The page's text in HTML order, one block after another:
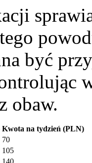
być
obaw.
Kwota na tydzień (PLN)
70
105
140